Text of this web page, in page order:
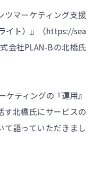
ツマーケティング支援
イト）』（https://sea
会社PLAN-Bの北橋氏
ケティングの『運用』
す北橋氏にサービスの
て語っていただきまし